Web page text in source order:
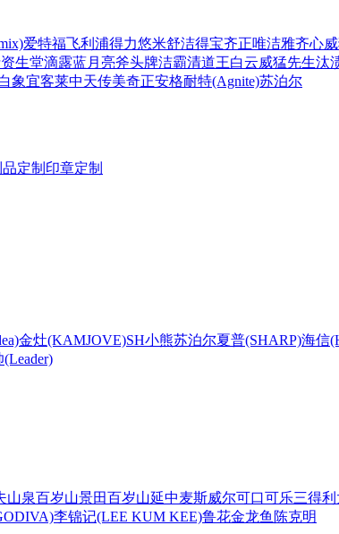
爱特福飞利浦得力悠米舒洁得宝齐正唯洁雅齐心
资生堂滴露蓝月亮斧头牌洁霸清道王白云威猛先生汰
象宜客莱中天传美奇正安格耐特(Agnite)苏泊尔
定制 印章定制
金灶(KAMJOVE)SH小熊苏泊尔夏普(SHARP)海信
山泉百岁山景田百岁山延中麦斯威尔可口可乐三得利
李锦记(LEE KUM KEE)鲁花金龙鱼 陈克明